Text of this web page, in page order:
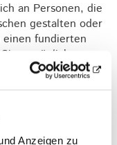
Anzeigen zu
an Personen, die
gestalten oder
fundierten
ermöglichen
ohne eine
sind dort die
sodass eine